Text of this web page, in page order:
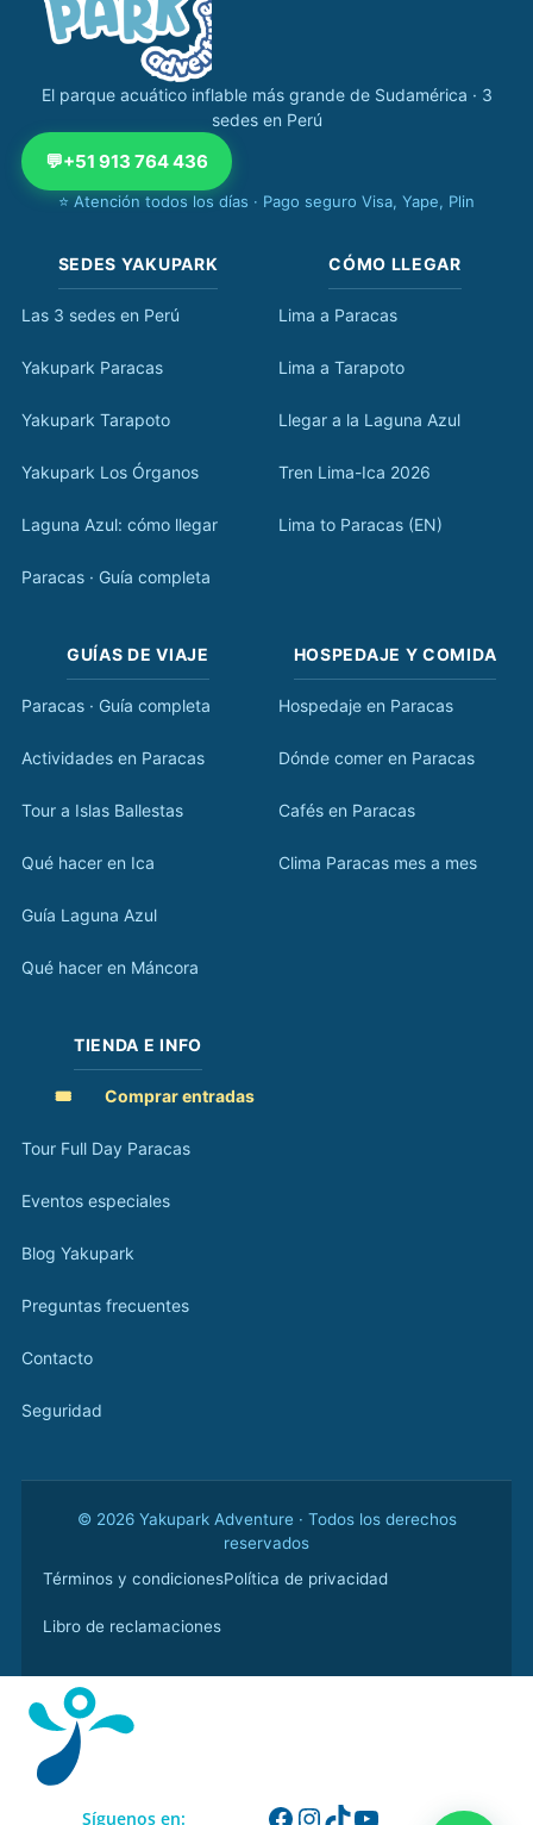
El parque acuático inflable más grande de Sudamérica · 3
sedes en Perú
💬+51 913 764 436
⭐ Atención todos los días · Pago seguro Visa, Yape, Plin
SEDES YAKUPARK
Las 3 sedes en Perú
Yakupark Paracas
Yakupark Tarapoto
Yakupark Los Órganos
Laguna Azul: cómo llegar
Paracas · Guía completa
CÓMO LLEGAR
Lima a Paracas
Lima a Tarapoto
Llegar a la Laguna Azul
Tren Lima-Ica 2026
Lima to Paracas (EN)
GUÍAS DE VIAJE
Paracas · Guía completa
Actividades en Paracas
Tour a Islas Ballestas
Qué hacer en Ica
Guía Laguna Azul
Qué hacer en Máncora
HOSPEDAJE Y COMIDA
Hospedaje en Paracas
Dónde comer en Paracas
Cafés en Paracas
Clima Paracas mes a mes
TIENDA E INFO
🎟️ Comprar entradas
Tour Full Day Paracas
Eventos especiales
Blog Yakupark
Preguntas frecuentes
Contacto
Seguridad
© 2026 Yakupark Adventure · Todos los derechos
reservados
Términos y condicionesPolítica de privacidad
Libro de reclamaciones
Síguenos en: